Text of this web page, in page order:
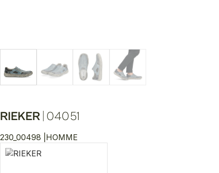
RIEKER 04051
230_00498 | HOMME